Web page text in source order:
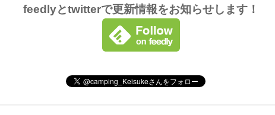
feedlyとtwitterで更新情報をお知らせします！